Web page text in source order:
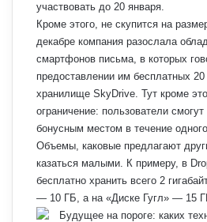
участвовать до 20 января.
Кроме этого, не скупится на
декабре компания разослала
смартфонов письма, в которых
предоставлении им бесплатных 20
хранилище SkyDrive. Тут кроме
ограничение: пользователи
бонусным местом в течение
Объемы, каковые предлагают
казаться малыми. К примеру, в
бесплатно хранить всего 2
— 10 ГБ, а на «Диске Гугл» — 15